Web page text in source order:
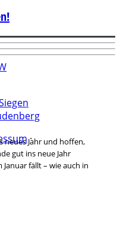
neues Jahr und hoffen,
gut ins neue Jahr
fällt – wie auch in
·